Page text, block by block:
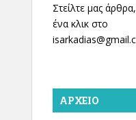
Στείλτε μας
ένα κλικ στο
ΑΡΧΕΊΟ